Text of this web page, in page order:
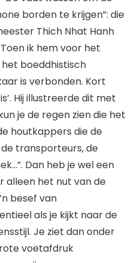
borden te krijgen”: die
Thich Nhat Hanh
ik hem voor het
boeddhistisch
is verbonden. Kort
Hij illustreerde dit met
je de regen zien die het
houtkappers die de
transporteurs, de
Dan heb je wel een
alleen het nut van de
besef van
als je kijkt naar de
Je ziet dan onder
voetafdruk